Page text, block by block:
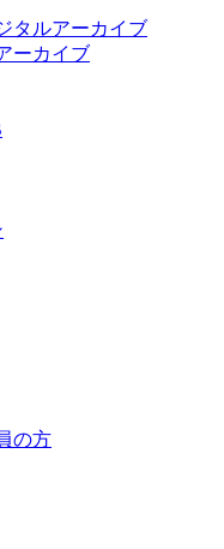
タルアーカイブ
ーカイブ
の方